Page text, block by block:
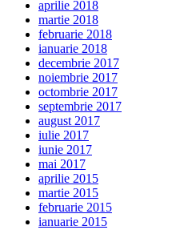
aprilie 2018
martie 2018
februarie 2018
ianuarie 2018
decembrie 2017
noiembrie 2017
octombrie 2017
septembrie 2017
august 2017
iulie 2017
iunie 2017
mai 2017
aprilie 2015
martie 2015
februarie 2015
ianuarie 2015